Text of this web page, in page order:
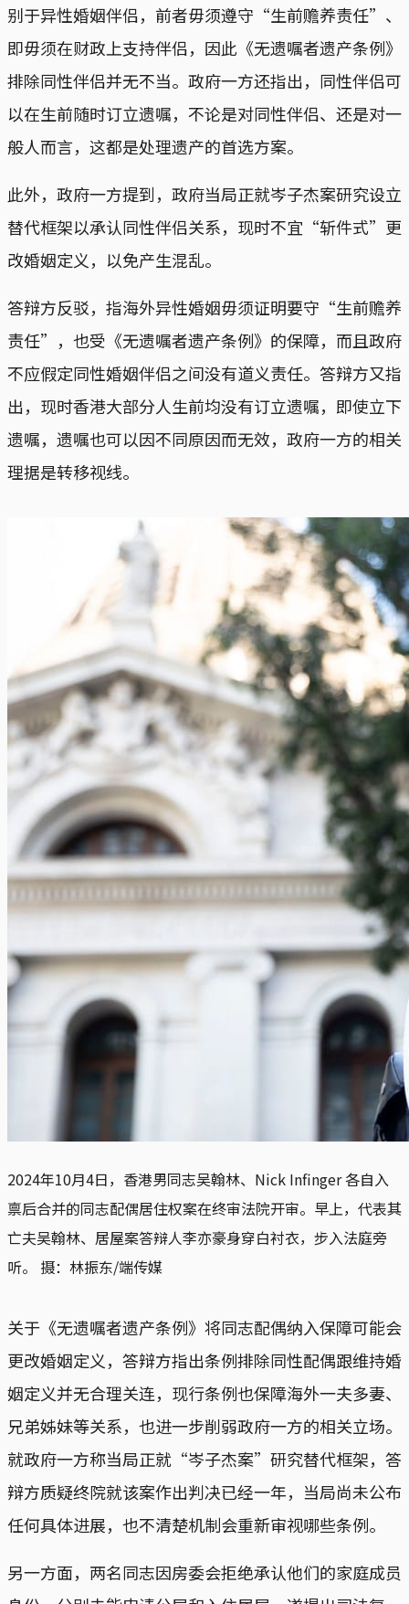
别于异性婚姻伴侣，前者毋须遵守“生前赡养责任”、
即毋须在财政上支持伴侣，因此《无遗嘱者遗产条例》
排除同性伴侣并无不当。政府一方还指出，同性伴侣可
以在生前随时订立遗嘱，不论是对同性伴侣、还是对一
般人而言，这都是处理遗产的首选方案。
此外，政府一方提到，政府当局正就岑子杰案研究设立
替代框架以承认同性伴侣关系，现时不宜“斩件式”更
改婚姻定义，以免产生混乱。
答辩方反驳，指海外异性婚姻毋须证明要守“生前赡养
责任”，也受《无遗嘱者遗产条例》的保障，而且政府
不应假定同性婚姻伴侣之间没有道义责任。答辩方又指
出，现时香港大部分人生前均没有订立遗嘱，即使立下
遗嘱，遗嘱也可以因不同原因而无效，政府一方的相关
理据是转移视线。
2024年10月4日，香港男同志吴翰林、Nick Infinger 各自入
禀后合并的同志配偶居住权案在终审法院开审。早上，代表其
亡夫吴翰林、居屋案答辩人李亦豪身穿白衬衣，步入法庭旁
听。 摄：林振东/端传媒
关于《无遗嘱者遗产条例》将同志配偶纳入保障可能会
更改婚姻定义，答辩方指出条例排除同性配偶跟维持婚
姻定义并无合理关连，现行条例也保障海外一夫多妻、
兄弟姊妹等关系，也进一步削弱政府一方的相关立场。
就政府一方称当局正就“岑子杰案”研究替代框架，答
辩方质疑终院就该案作出判决已经一年，当局尚未公布
任何具体进展，也不清楚机制会重新审视哪些条例。
另一方面，两名同志因房委会拒绝承认他们的家庭成员